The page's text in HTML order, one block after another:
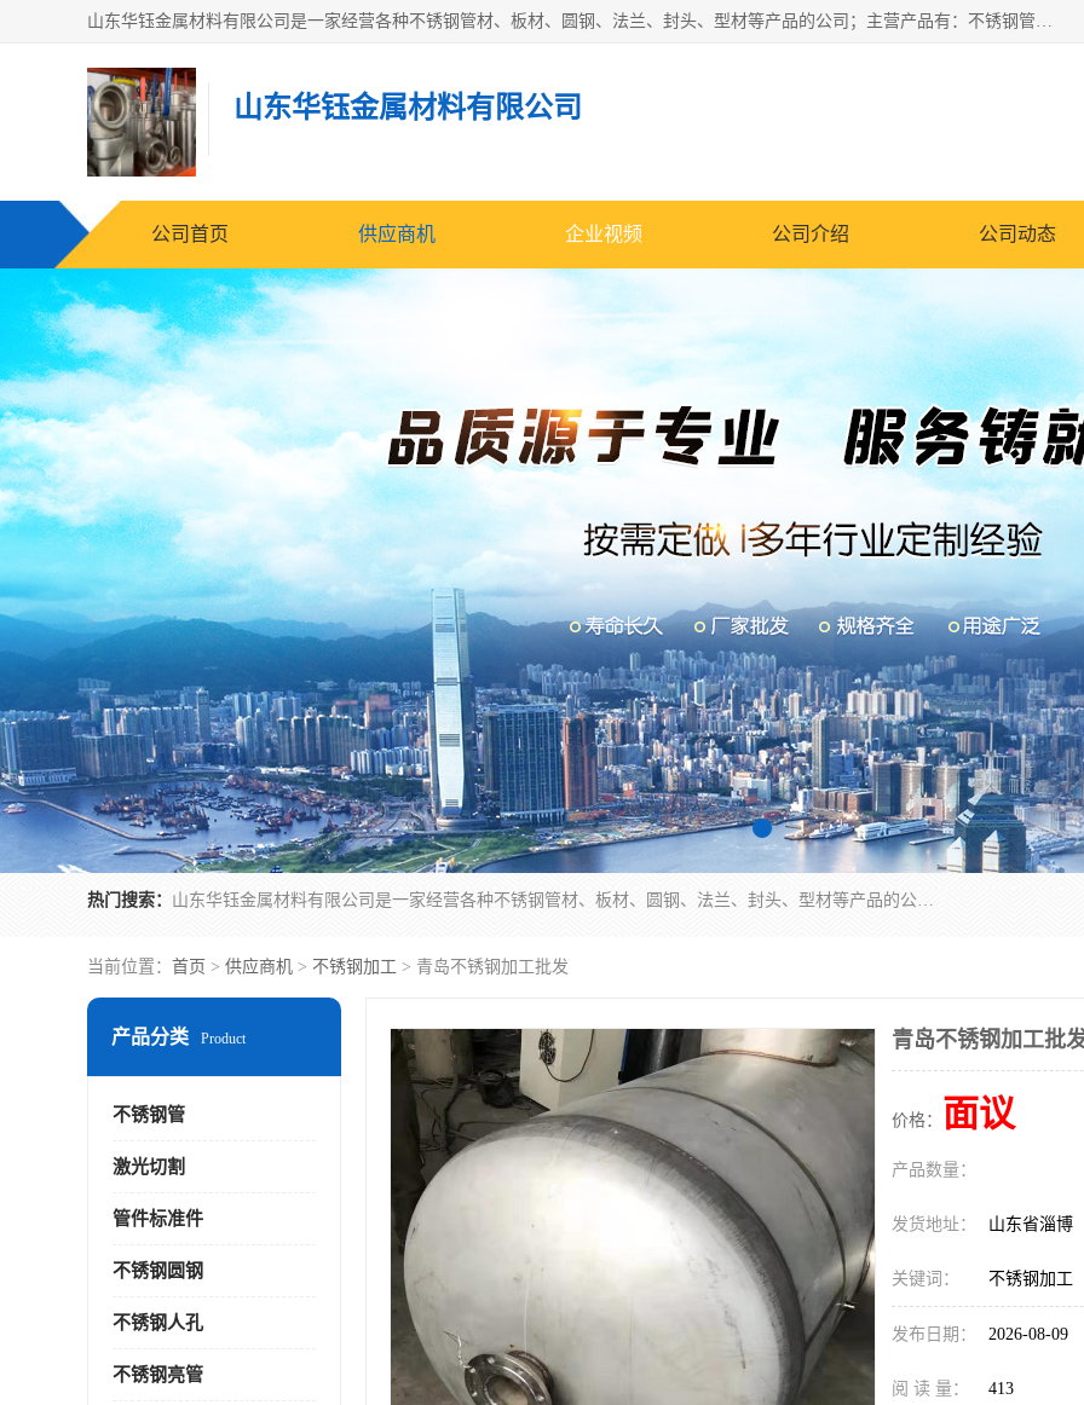
山东华钰金属材料有限公司是一家经营各种不锈钢管材、板材、圆钢、法兰、封头、型材等产品的公司；主营产品有：不锈钢管，激光切割，管件标准件，不锈钢圆钢，不锈钢人孔，不锈钢亮管，不锈钢角钢，不锈钢加工，不锈钢管子，不锈钢工业方管，不锈钢封头，不锈钢法兰，不锈钢阀门，不锈钢槽钢，不锈钢扁钢，不锈钢板等；可为客户制作各种规格的型材及不锈钢配件、非标准件及各种容器具等，能满足客户的不同采购要求。
山东华钰金属材料有限公司
公司首页 供应商机 企业视频 公司介绍 公司动态
热门搜索： 山东华钰金属材料有限公司是一家经营各种不锈钢管材、板材、圆钢、法兰、封头、型材等产品的公司；主营产品有：不锈钢管，激光切割，管件标准件，不锈钢圆钢，不锈钢人孔，不锈钢亮管，不锈钢角钢，不锈钢加工，不锈钢管子，不锈钢工业方管，不锈钢封头，不锈钢法兰，不锈钢阀门，不锈钢槽钢，不锈钢扁钢，不锈钢板等；可为客户制作各种规格的型材及不锈钢配件、非标准件及各种容器具等，能满足客户的不同采购要求。
当前位置： 首页 > 供应商机 > 不锈钢加工 > 青岛不锈钢加工批发
产品分类 Product
不锈钢管
激光切割
管件标准件
不锈钢圆钢
不锈钢人孔
不锈钢亮管
青岛不锈钢加工批
价格： 面议
产品数量：
发货地址： 山东省淄博
关键词： 不锈钢加工
发布日期： 2026-08-09
阅 读 量： 413